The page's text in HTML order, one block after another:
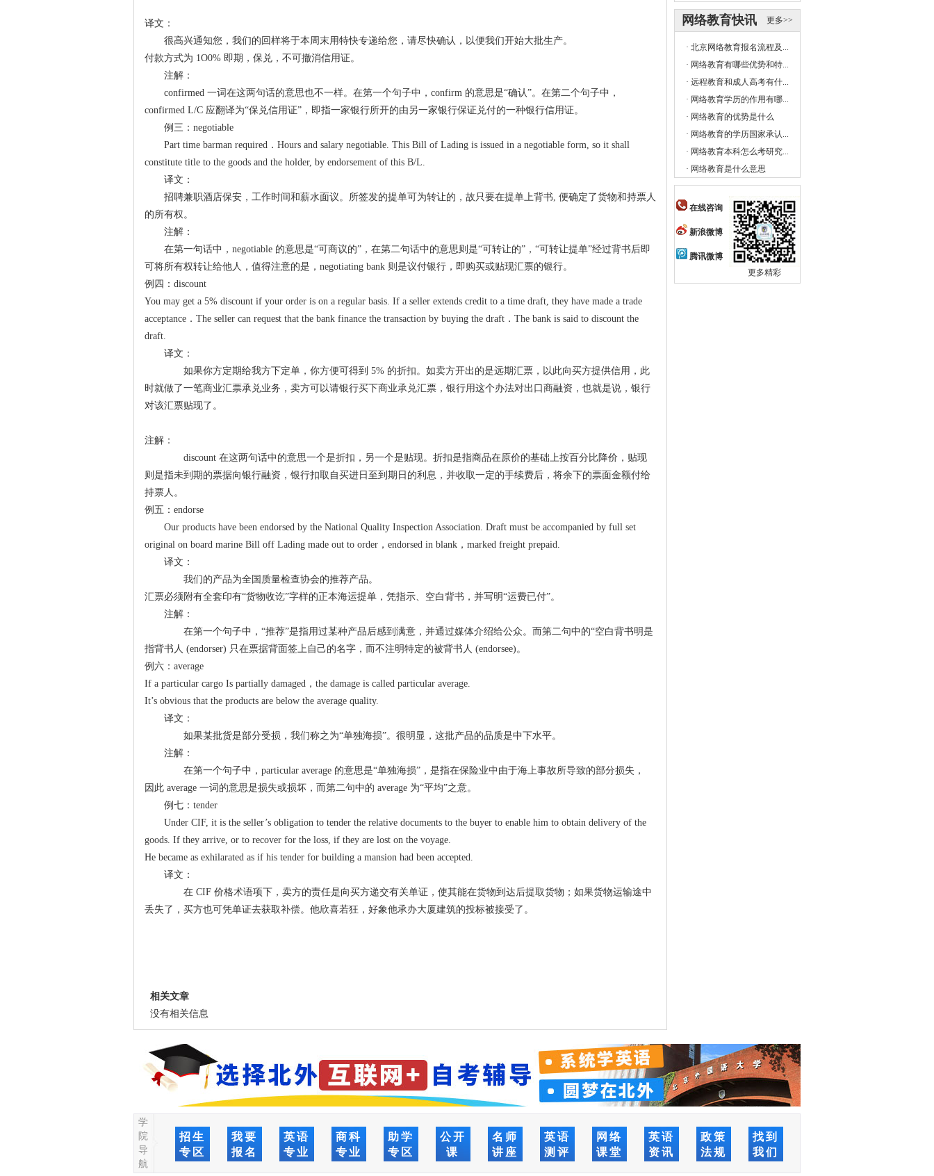
译文：
很高兴通知您，我们的回样将于本周末用特快专递给您，请尽快确认，以便我们开始大批生产。
付款方式为 1O0% 即期，保兑，不可撤消信用证。
注解：
confirmed 一词在这两句话的意思也不一样。在第一个句子中，confirm 的意思是“确认”。在第二个句子中，
confirmed L/C 应翻译为“保兑信用证”，即指一家银行所开的由另一家银行保证兑付的一种银行信用证。
例三：negotiable
Part time barman required．Hours and salary negotiable. This Bill of Lading is issued in a negotiable form, so it shall
constitute title to the goods and the holder, by endorsement of this B/L.
译文：
招聘兼职酒店保安，工作时间和薪水面议。所签发的提单可为转让的，故只要在提单上背书, 便确定了货物和持票人
的所有权。
注解：
在第一句话中，negotiable 的意思是“可商议的”，在第二句话中的意思则是“可转让的”，“可转让提单”经过背书后即
可将所有权转让给他人，值得注意的是，negotiating bank 则是议付银行，即购买或贴现汇票的银行。
例四：discount
You may get a 5% discount if your order is on a regular basis. If a seller extends credit to a time draft, they have made a trade
acceptance．The seller can request that the bank finance the transaction by buying the draft．The bank is said to discount the
draft.
译文：
如果你方定期给我方下定单，你方便可得到 5% 的折扣。如卖方开出的是远期汇票，以此向买方提供信用，此
时就做了一笔商业汇票承兑业务，卖方可以请银行买下商业承兑汇票，银行用这个办法对出口商融资，也就是说，银行
对该汇票贴现了。
注解：
discount 在这两句话中的意思一个是折扣，另一个是贴现。折扣是指商品在原价的基础上按百分比降价，贴现
则是指未到期的票据向银行融资，银行扣取自买进日至到期日的利息，并收取一定的手续费后，将余下的票面金额付给
持票人。
例五：endorse
Our products have been endorsed by the National Quality Inspection Association. Draft must be accompanied by full set
original on board marine Bill off Lading made out to order，endorsed in blank，marked freight prepaid.
译文：
我们的产品为全国质量检查协会的推荐产品。
汇票必须附有全套印有“货物收讫”字样的正本海运提单，凭指示、空白背书，并写明“运费已付”。
注解：
在第一个句子中，“推荐”是指用过某种产品后感到满意，并通过媒体介绍给公众。而第二句中的“空白背书明是
指背书人 (endorser) 只在票据背面签上自己的名字，而不注明特定的被背书人 (endorsee)。
例六：average
If a particular cargo Is partially damaged，the damage is called particular average.
It’s obvious that the products are below the average quality.
译文：
如果某批货是部分受损，我们称之为“单独海损”。很明显，这批产品的品质是中下水平。
注解：
在第一个句子中，particular average 的意思是“单独海损”，是指在保险业中由于海上事故所导致的部分损失，
因此 average 一词的意思是损失或损坏，而第二句中的 average 为“平均”之意。
例七：tender
Under CIF, it is the seller’s obligation to tender the relative documents to the buyer to enable him to obtain delivery of the
goods. If they arrive, or to recover for the loss, if they are lost on the voyage.
He became as exhilarated as if his tender for building a mansion had been accepted.
译文：
在 CIF 价格术语项下，卖方的责任是向买方递交有关单证，使其能在货物到达后提取货物；如果货物运输途中
丢失了，买方也可凭单证去获取补偿。他欣喜若狂，好象他承办大厦建筑的投标被接受了。
相关文章
没有相关信息
更多>>
网络教育快讯
· 北京网络教育报名流程及...
· 网络教育有哪些优势和特...
· 远程教育和成人高考有什...
· 网络教育学历的作用有哪...
· 网络教育的优势是什么
· 网络教育的学历国家承认...
· 网络教育本科怎么考研究...
· 网络教育是什么意思
在线咨询
新浪微博
腾讯微博
更多精彩
学
院
导
航
招生
专区
我要
报名
英语
专业
商科
专业
助学
专区
公开
课
名师
讲座
英语
测评
网络
课堂
英语
资讯
政策
法规
找到
我们